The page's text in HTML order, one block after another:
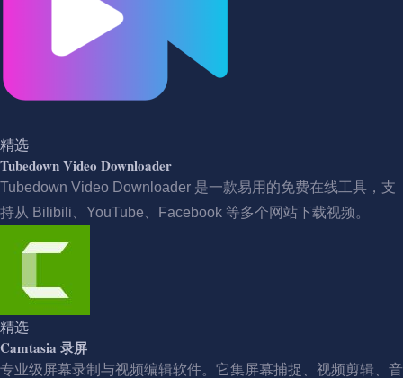
精选
Tubedown Video Downloader
Tubedown Video Downloader 是一款易用的免费在线工具，支
持从 Bilibili、YouTube、Facebook 等多个网站下载视频。
精选
Camtasia 录屏
专业级屏幕录制与视频编辑软件。它集屏幕捕捉、视频剪辑、音